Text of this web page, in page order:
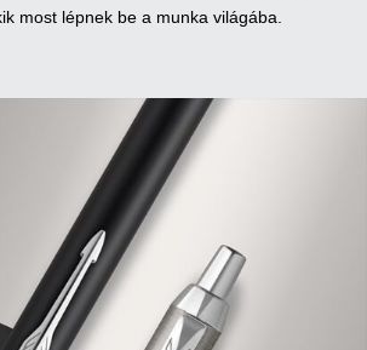
most lépnek be a munka világába.